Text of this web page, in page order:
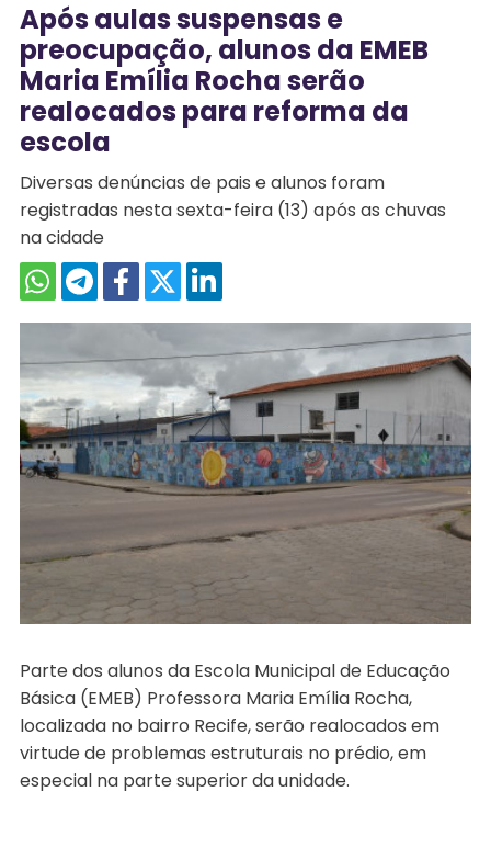
Após aulas suspensas e
preocupação, alunos da EMEB
Maria Emília Rocha serão
realocados para reforma da
escola
Diversas denúncias de pais e alunos foram
registradas nesta sexta-feira (13) após as chuvas
na cidade
Parte dos alunos da Escola Municipal de Educação
Básica (EMEB) Professora Maria Emília Rocha,
localizada no bairro Recife, serão realocados em
virtude de problemas estruturais no prédio, em
especial na parte superior da unidade.